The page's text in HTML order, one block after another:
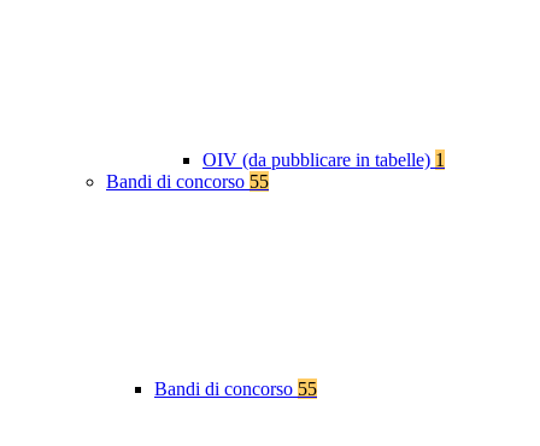
OIV (da pubblicare in tabelle) 1
Bandi di concorso 55
Bandi di concorso 55